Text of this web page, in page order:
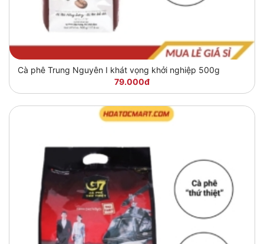
Cà phê Trung Nguyên I khát vọng khởi nghiệp 500g
79.000đ